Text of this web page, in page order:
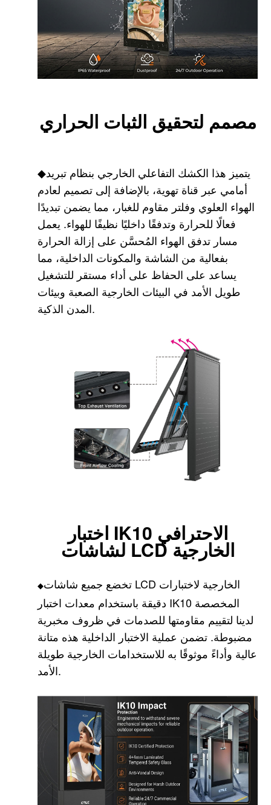
مصمم لتحقيق الثبات الحراري
◆يتميز هذا الكشك التفاعلي الخارجي بنظام تبريد
أمامي عبر قناة تهوية، بالإضافة إلى تصميم لعادم
الهواء العلوي وفلتر مقاوم للغبار، مما يضمن تبديدًا
فعالًا للحرارة وتدفقًا داخليًا نظيفًا للهواء. يعمل
مسار تدفق الهواء المُحسَّن على إزالة الحرارة
بفعالية من الشاشة والمكونات الداخلية، مما
يساعد على الحفاظ على أداء مستقر للتشغيل
طويل الأمد في البيئات الخارجية الصعبة وبيئات
المدن الذكية.
اختبار IK10 الاحترافي
لشاشات LCD الخارجية
◆تخضع جميع شاشات LCD الخارجية لاختبارات
دقيقة باستخدام معدات اختبار IK10 المخصصة
لدينا لتقييم مقاومتها للصدمات في ظروف مخبرية
مضبوطة. تضمن عملية الاختبار الداخلية هذه متانة
عالية وأداءً موثوقًا به للاستخدامات الخارجية طويلة
الأمد.